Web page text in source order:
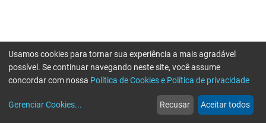
web
Notícias
more_horiz
Mais
Usamos cookies para tornar sua experiência a mais agradável
possível. Se continuar navegando neste site, você assume
concordar com nossa Política de Cookies e Política de privacidade
Gerenciar Cookies... Recusar Aceitar todos
Erro ao enviar informações, por favor tente novamente